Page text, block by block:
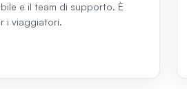
e il team di supporto. È
i viaggiatori.